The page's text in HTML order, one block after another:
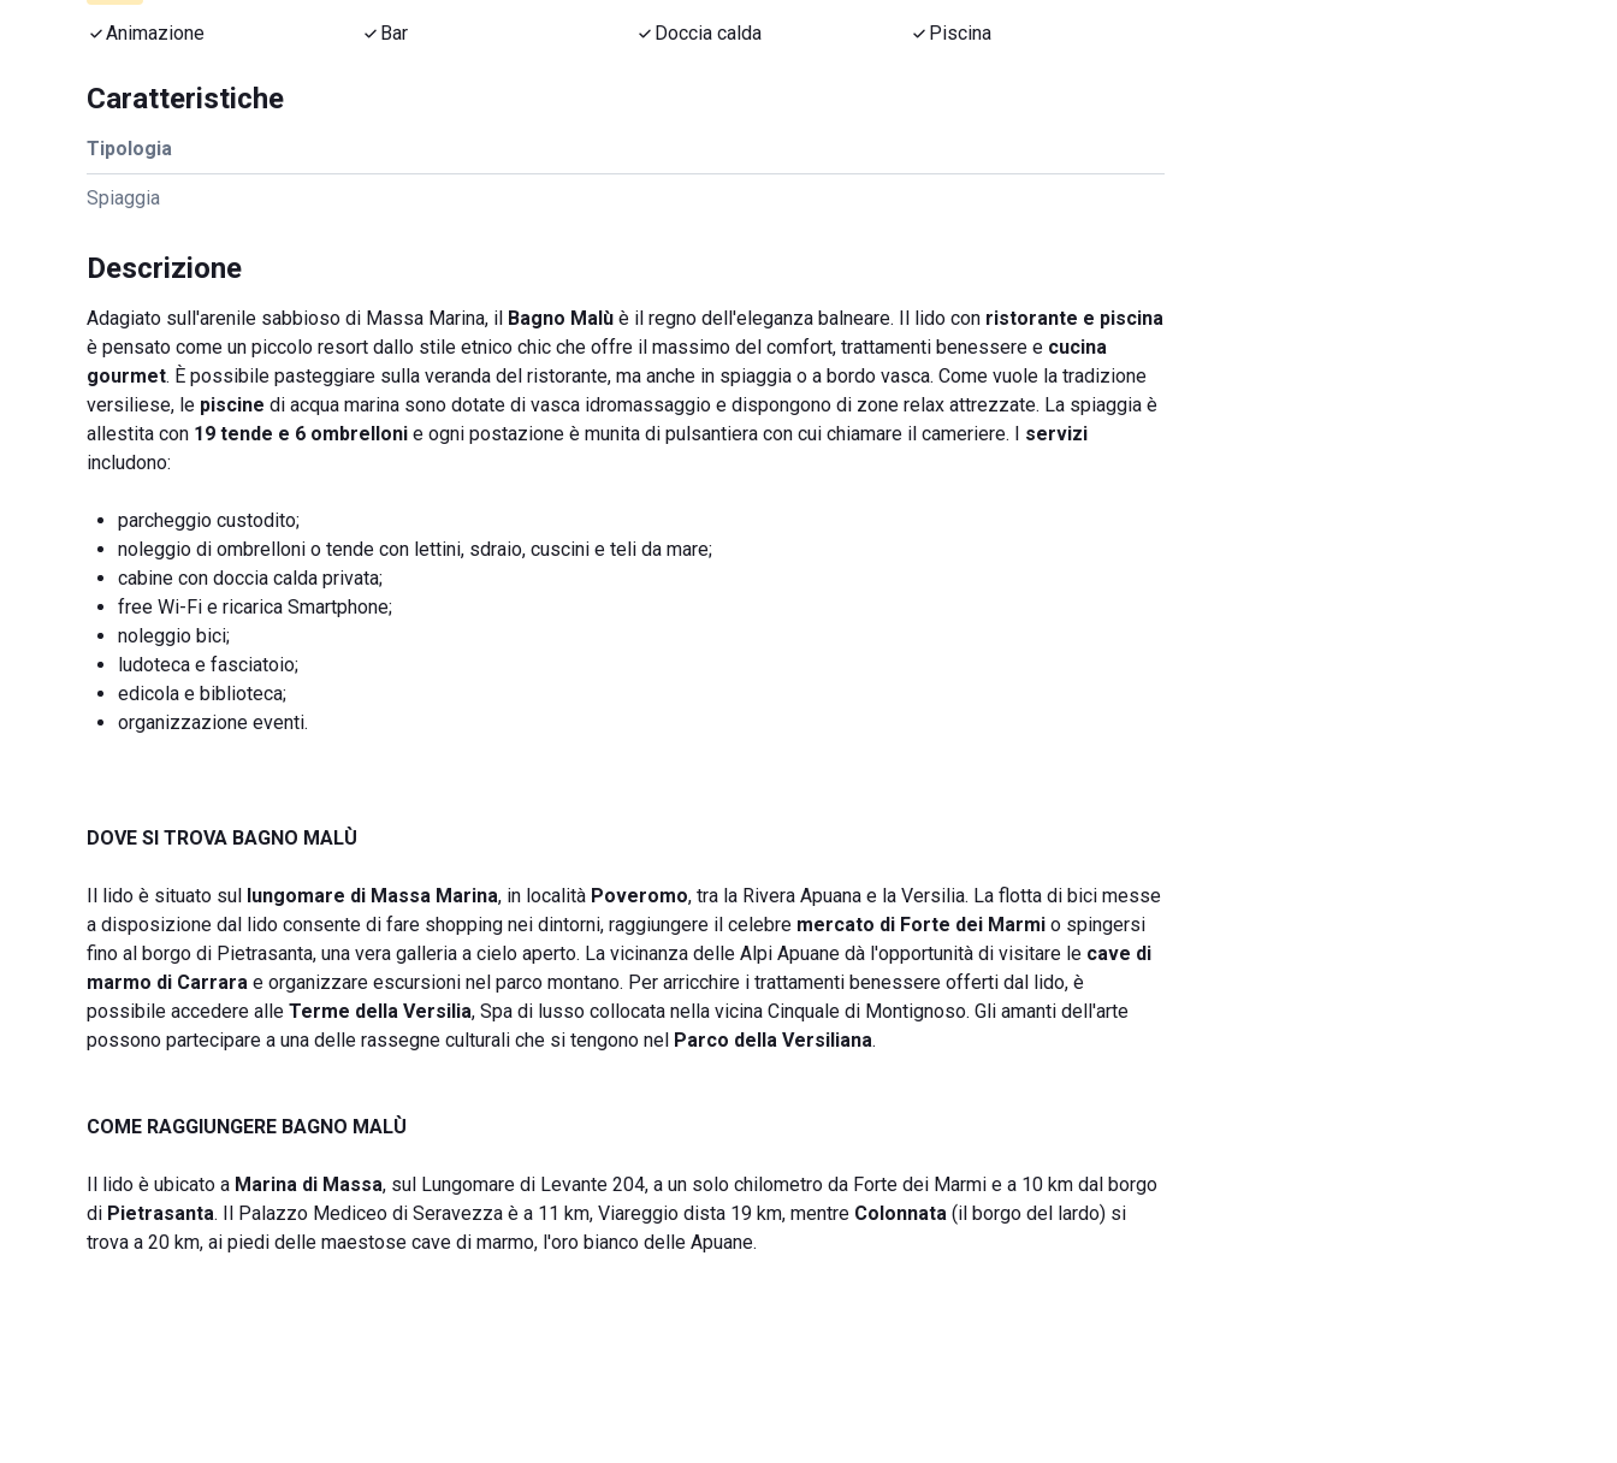
Animazione Bar Doccia calda Piscina
Caratteristiche
Tipologia
Spiaggia
Descrizione
Adagiato sull'arenile sabbioso di Massa Marina, il Bagno Malù è il regno dell'eleganza balneare. Il lido con ristorante e piscina
è pensato come un piccolo resort dallo stile etnico chic che offre il massimo del comfort, trattamenti benessere e cucina
gourmet. È possibile pasteggiare sulla veranda del ristorante, ma anche in spiaggia o a bordo vasca. Come vuole la tradizione
versiliese, le piscine di acqua marina sono dotate di vasca idromassaggio e dispongono di zone relax attrezzate. La spiaggia è
allestita con 19 tende e 6 ombrelloni e ogni postazione è munita di pulsantiera con cui chiamare il cameriere. I servizi
includono:
parcheggio custodito;
noleggio di ombrelloni o tende con lettini, sdraio, cuscini e teli da mare;
cabine con doccia calda privata;
free Wi-Fi e ricarica Smartphone;
noleggio bici;
ludoteca e fasciatoio;
edicola e biblioteca;
organizzazione eventi.
DOVE SI TROVA BAGNO MALÙ
Il lido è situato sul lungomare di Massa Marina, in località Poveromo, tra la Rivera Apuana e la Versilia. La flotta di bici messe
a disposizione dal lido consente di fare shopping nei dintorni, raggiungere il celebre mercato di Forte dei Marmi o spingersi
fino al borgo di Pietrasanta, una vera galleria a cielo aperto. La vicinanza delle Alpi Apuane dà l'opportunità di visitare le cave di
marmo di Carrara e organizzare escursioni nel parco montano. Per arricchire i trattamenti benessere offerti dal lido, è
possibile accedere alle Terme della Versilia, Spa di lusso collocata nella vicina Cinquale di Montignoso. Gli amanti dell'arte
possono partecipare a una delle rassegne culturali che si tengono nel Parco della Versiliana.
COME RAGGIUNGERE BAGNO MALÙ
Il lido è ubicato a Marina di Massa, sul Lungomare di Levante 204, a un solo chilometro da Forte dei Marmi e a 10 km dal borgo
di Pietrasanta. Il Palazzo Mediceo di Seravezza è a 11 km, Viareggio dista 19 km, mentre Colonnata (il borgo del lardo) si
trova a 20 km, ai piedi delle maestose cave di marmo, l'oro bianco delle Apuane.